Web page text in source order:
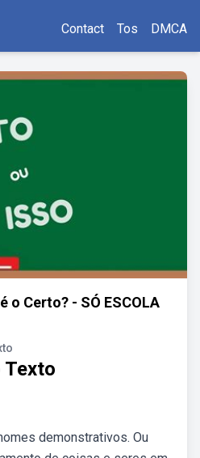
Contact Tos DMCA
o Certo? - SÓ ESCOLA
Texto
demonstrativos. Ou